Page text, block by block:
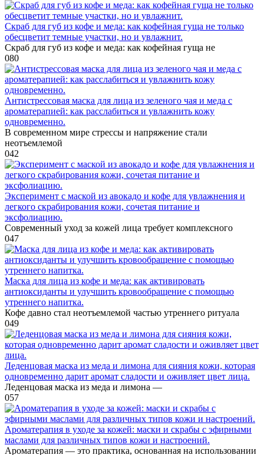
Скраб для губ из кофе и меда: как кофейная гуща не только
обесцветит темные участки, но и увлажнит.
Скраб для губ из кофе и меда: как кофейная гуща не
080
Антистрессовая маска для лица из зеленого чая и меда с
ароматерапией: как расслабиться и увлажнить кожу
одновременно.
В современном мире стрессы и напряжение стали
неотъемлемой
042
Эксперимент с маской из авокадо и кофе для увлажнения и
легкого скрабирования кожи, сочетая питание и
эксфолиацию.
Современный уход за кожей лица требует комплексного
047
Маска для лица из кофе и меда: как активировать
антиоксиданты и улучшить кровообращение с помощью
утреннего напитка.
Кофе давно стал неотъемлемой частью утреннего ритуала
049
Леденцовая маска из меда и лимона для сияния кожи, которая
одновременно дарит аромат сладости и оживляет цвет лица.
Леденцовая маска из меда и лимона —
057
Ароматерапия в уходе за кожей: маски и скрабы с эфирными
маслами для различных типов кожи и настроений.
Ароматерапия — это практика, основанная на использовании